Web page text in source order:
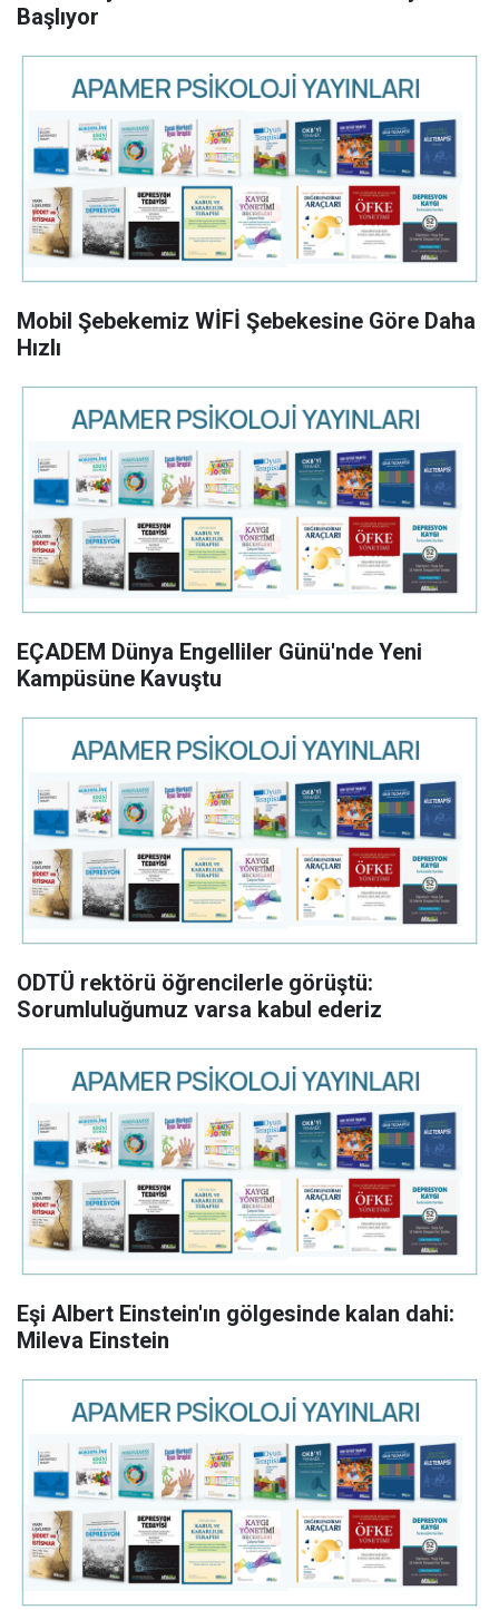
Başlıyor
Mobil Şebekemiz WİFİ Şebekesine Göre Daha
Hızlı
EÇADEM Dünya Engelliler Günü'nde Yeni
Kampüsüne Kavuştu
ODTÜ rektörü öğrencilerle görüştü:
Sorumluluğumuz varsa kabul ederiz
Eşi Albert Einstein'ın gölgesinde kalan dahi:
Mileva Einstein